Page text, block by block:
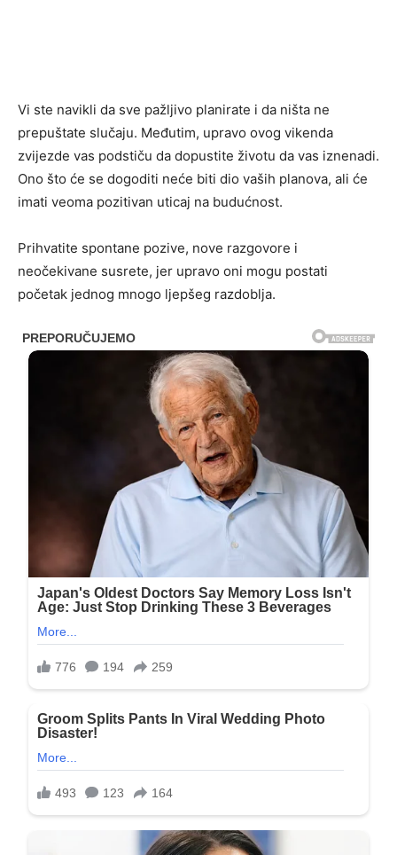
Vi ste navikli da sve pažljivo planirate i da ništa ne
prepuštate slučaju. Međutim, upravo ovog vikenda
zvijezde vas podstiču da dopustite životu da vas iznenadi.
Ono što će se dogoditi neće biti dio vaših planova, ali će
imati veoma pozitivan uticaj na budućnost.
Prihvatite spontane pozive, nove razgovore i
neočekivane susrete, jer upravo oni mogu postati
početak jednog mnogo ljepšeg razdoblja.